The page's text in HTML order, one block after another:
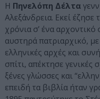
Η Πηνελόπη Δέλτα
Αλεξάνδρεια. Εκεί έζησε
χρόνια σ’ ένα αρχοντικό
αυστηρά πατριαρχικό,
ελληνικές αρχές και
σπίτι, απέκτησε γενικές
ξένες γλώσσες και
επειδή τα βιβλία ήταν